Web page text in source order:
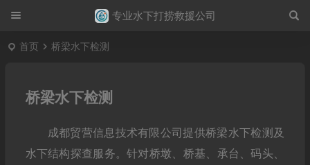
专业水下打捞救援公司
首页 桥梁水下检测
桥梁水下检测
成都贸营信息技术有限公司提供桥梁水下检测及
水下结构探查服务。针对桥墩、桥基、承台、码头、